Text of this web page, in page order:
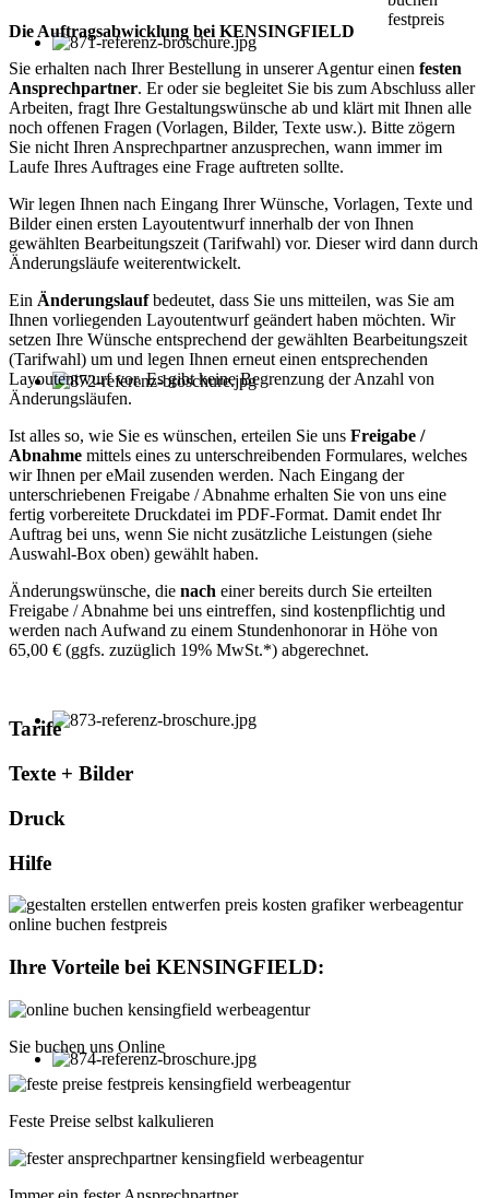
Die Auftragsabwicklung bei KENSINGFIELD
Sie erhalten nach Ihrer Bestellung in unserer Agentur einen festen
Ansprechpartner. Er oder sie begleitet Sie bis zum Abschluss aller
Arbeiten, fragt Ihre Gestaltungswünsche ab und klärt mit Ihnen alle
noch offenen Fragen (Vorlagen, Bilder, Texte usw.). Bitte zögern
Sie nicht Ihren Ansprechpartner anzusprechen, wann immer im
Laufe Ihres Auftrages eine Frage auftreten sollte.
Wir legen Ihnen nach Eingang Ihrer Wünsche, Vorlagen, Texte und
Bilder einen ersten Layoutentwurf innerhalb der von Ihnen
gewählten Bearbeitungszeit (Tarifwahl) vor. Dieser wird dann durch
Änderungsläufe weiterentwickelt.
Ein Änderungslaufbedeutet, dass Sie uns mitteilen, was Sie am
Ihnen vorliegenden Layoutentwurf geändert haben möchten. Wir
setzen Ihre Wünsche entsprechend der gewählten Bearbeitungszeit
(Tarifwahl) um und legen Ihnen erneut einen entsprechenden
Layoutentwurf vor. Es gibt keine Begrenzung der Anzahl von
Änderungsläufen.
Ist alles so, wie Sie es wünschen, erteilen Sie uns Freigabe /
Abnahme mittels eines zu unterschreibenden Formulares, welches
wir Ihnen per eMail zusenden werden. Nach Eingang der
unterschriebenen Freigabe / Abnahme erhalten Sie von uns eine
fertig vorbereitete Druckdatei im PDF-Format. Damit endet Ihr
Auftrag bei uns, wenn Sie nicht zusätzliche Leistungen (siehe
Auswahl-Box oben) gewählt haben.
Änderungswünsche, die nach einer bereits durch Sie erteilten
Freigabe / Abnahme bei uns eintreffen, sind kostenpflichtig und
werden nach Aufwand zu einem Stundenhonorar in Höhe von
65,00 € (ggfs. zuzüglich 19% MwSt.*) abgerechnet.
Tarife
Texte + Bilder
Druck
Hilfe
Ihre Vorteile bei KENSINGFIELD:
Sie buchen uns Online
Feste Preise selbst kalkulieren